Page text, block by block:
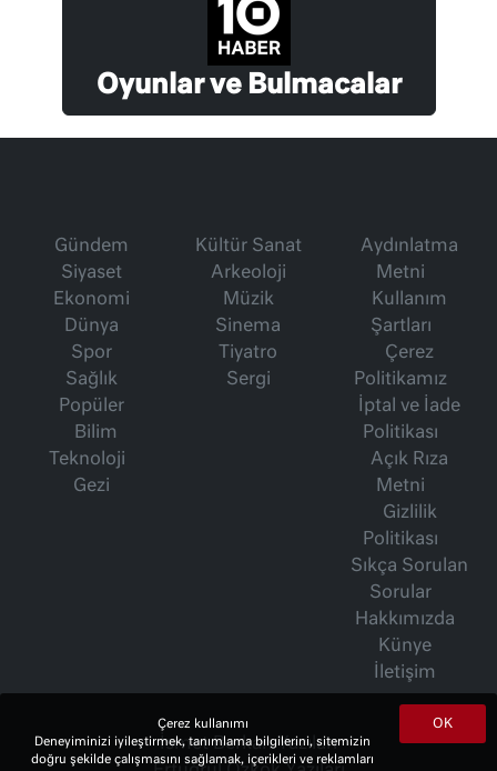
Oyunlar ve Bulmacalar
Gündem
Siyaset
Ekonomi
Dünya
Spor
Sağlık
Popüler
Bilim
Teknoloji
Gezi
Kültür Sanat
Arkeoloji
Müzik
Sinema
Tiyatro
Sergi
Aydınlatma
Metni
Kullanım
Şartları
Çerez
Politikamız
İptal ve İade
Politikası
Açık Rıza
Metni
Gizlilik
Politikası
Sıkça Sorulan
Sorular
Hakkımızda
Künye
İletişim
İsmet Berkan Yazıları
OK
Çerez kullanımı
Deneyiminizi iyileştirmek, tanımlama bilgilerini, sitemizin
doğru şekilde çalışmasını sağlamak, içerikleri ve reklamları